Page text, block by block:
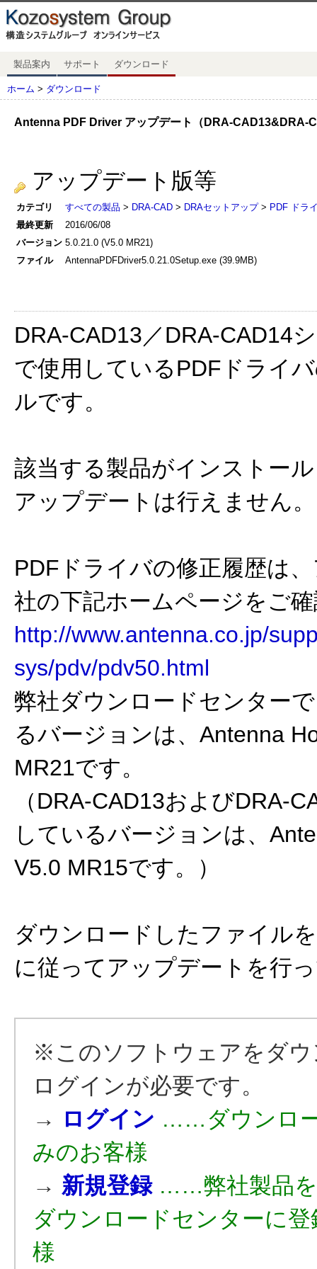
製品案内 サポート ダウンロード
ホーム > ダウンロード
Antenna PDF Driver アップデート（DRA-CAD13&DRA-
アップデート版等
カテゴリ すべての製品 > DRA-CAD > DRAセットアップ> PDF ドラ
最終更新
2016/06/08
バージョン 5.0.21.0 (V5.0 MR21)
ファイル
AntennaPDFDriver5.0.21.0Setup.exe (39.9MB)
DRA-CAD13／DRA-CAD14
で使用しているPDFドライ
ルです。
該当する製品がインストー
アップデートは行えません。
PDFドライバの修正履歴は
社の下記ホームページをご
http://www.antenna.co.jp/
sys/pdv/pdv50.html
弊社ダウンロードセンター
るバージョンは、Antenna
MR21です。
（DRA-CAD13およびDRA-
しているバージョンは、
V5.0 MR15です。）
ダウンロードしたファイル
に従ってアップデートを行
※このソフトウェアをダ
ログインが必要です。
→ ログイン ……ダウンロ
みのお客様
→ 新規登録 ……弊社製品を
ダウンロードセンターに
様